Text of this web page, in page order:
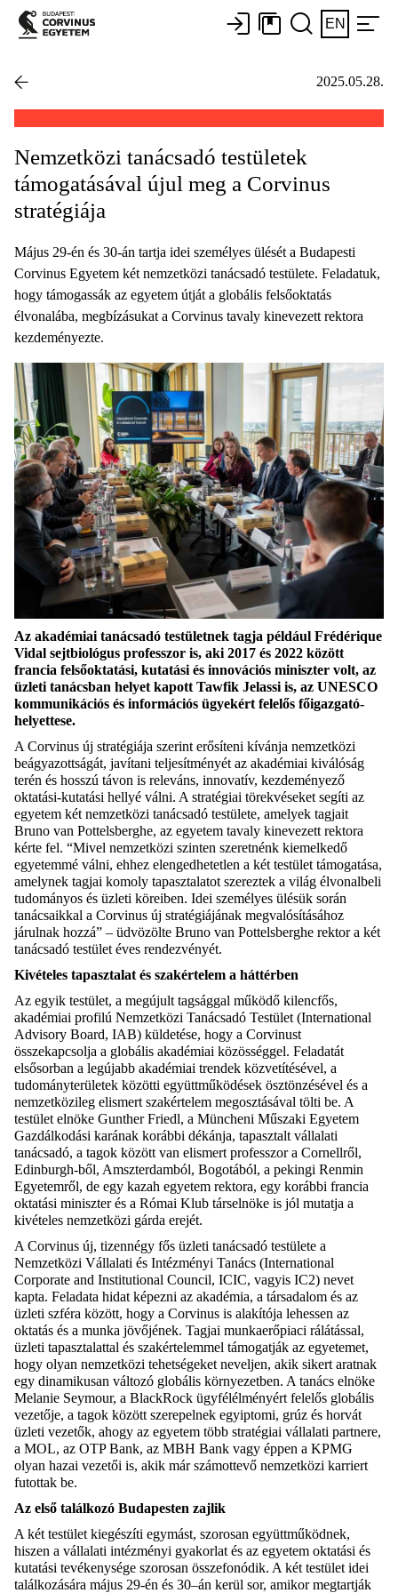
EN
2025.05.28.
Nemzetközi tanácsadó testületek
támogatásával újul meg a Corvinus
stratégiája
Május 29-én és 30-án tartja idei személyes ülését a Budapesti
Corvinus Egyetem két nemzetközi tanácsadó testülete. Feladatuk,
hogy támogassák az egyetem útját a globális felsőoktatás
élvonalába, megbízásukat a Corvinus tavaly kinevezett rektora
kezdeményezte.
Az akadémiai tanácsadó testületnek tagja például Frédérique
Vidal sejtbiológus professzor is, aki 2017 és 2022 között
francia felsőoktatási, kutatási és innovációs miniszter volt, az
üzleti tanácsban helyet kapott Tawfik Jelassi is, az UNESCO
kommunikációs és információs ügyekért felelős főigazgató-
helyettese.
A Corvinus új stratégiája szerint erősíteni kívánja nemzetközi
beágyazottságát, javítani teljesítményét az akadémiai kiválóság
terén és hosszú távon is releváns, innovatív, kezdeményező
oktatási-kutatási hellyé válni. A stratégiai törekvéseket segíti az
egyetem két nemzetközi tanácsadó testülete, amelyek tagjait
Bruno van Pottelsberghe, az egyetem tavaly kinevezett rektora
kérte fel. “Mivel nemzetközi szinten szeretnénk kiemelkedő
egyetemmé válni, ehhez elengedhetetlen a két testület támogatása,
amelynek tagjai komoly tapasztalatot szereztek a világ élvonalbeli
tudományos és üzleti köreiben. Idei személyes ülésük során
tanácsaikkal a Corvinus új stratégiájának megvalósításához
járulnak hozzá” – üdvözölte Bruno van Pottelsberghe rektor a két
tanácsadó testület éves rendezvényét.
Kivételes tapasztalat és szakértelem a háttérben
Az egyik testület, a megújult tagsággal működő kilencfős,
akadémiai profilú Nemzetközi Tanácsadó Testület (International
Advisory Board, IAB) küldetése, hogy a Corvinust
összekapcsolja a globális akadémiai közösséggel. Feladatát
elsősorban a legújabb akadémiai trendek közvetítésével, a
tudományterületek közötti együttműködések ösztönzésével és a
nemzetközileg elismert szakértelem megosztásával tölti be. A
testület elnöke Gunther Friedl, a Müncheni Műszaki Egyetem
Gazdálkodási karának korábbi dékánja, tapasztalt vállalati
tanácsadó, a tagok között van elismert professzor a Cornellről,
Edinburgh-ből, Amszterdamból, Bogotából, a pekingi Renmin
Egyetemről, de egy kazah egyetem rektora, egy korábbi francia
oktatási miniszter és a Római Klub társelnöke is jól mutatja a
kivételes nemzetközi gárda erejét.
A Corvinus új, tizennégy fős üzleti tanácsadó testülete a
Nemzetközi Vállalati és Intézményi Tanács (International
Corporate and Institutional Council, ICIC, vagyis IC2) nevet
kapta. Feladata hidat képezni az akadémia, a társadalom és az
üzleti szféra között, hogy a Corvinus is alakítója lehessen az
oktatás és a munka jövőjének. Tagjai munkaerőpiaci rálátással,
üzleti tapasztalattal és szakértelemmel támogatják az egyetemet,
hogy olyan nemzetközi tehetségeket neveljen, akik sikert aratnak
egy dinamikusan változó globális környezetben. A tanács elnöke
Melanie Seymour, a BlackRock ügyfélélményért felelős globális
vezetője, a tagok között szerepelnek egyiptomi, grúz és horvát
üzleti vezetők, ahogy az egyetem több stratégiai vállalati partnere,
a MOL, az OTP Bank, az MBH Bank vagy éppen a KPMG
olyan hazai vezetői is, akik már számottevő nemzetközi karriert
futottak be.
Az első találkozó Budapesten zajlik
A két testület kiegészíti egymást, szorosan együttműködnek,
hiszen a vállalati intézményi gyakorlat és az egyetem oktatási és
kutatási tevékenysége szorosan összefonódik. A két testület idei
találkozására május 29-én és 30–án kerül sor, amikormegtartják